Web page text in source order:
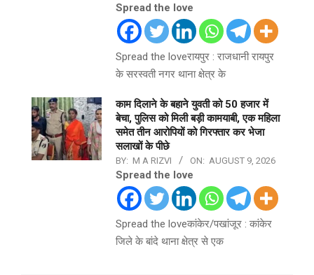
Spread the love
Spread the loveरायपुर : राजधानी रायपुर
के सरस्वती नगर थाना क्षेत्र के
काम दिलाने के बहाने युवती को 50 हजार में
बेचा, पुलिस को मिली बड़ी कामयाबी, एक महिला
समेत तीन आरोपियों को गिरफ्तार कर भेजा
सलाखों के पीछे
BY: M A RIZVI ON: AUGUST 9, 2026
Spread the love
Spread the loveकांकेर/पखांजूर : कांकेर
जिले के बांदे थाना क्षेत्र से एक